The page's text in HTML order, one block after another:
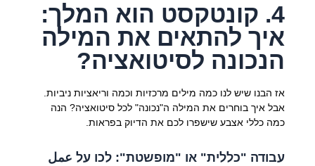
4. קונטקסט הוא המלך:
איך להתאים את המילה
הנכונה לסיטואציה?
אז הבנו שיש לנו כמה מילים מרכזיות וכמה וריאציות ניביות.
אבל איך בוחרים את המילה ה"נכונה" לכל סיטואציה? הנה
כמה כללי אצבע שישפרו לכם את הדיוק בפראות.
עבודה "כללית" או "מופשטת": לכו על عمل